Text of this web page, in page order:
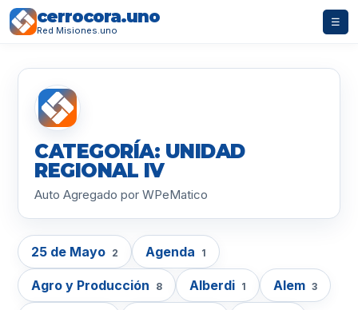
cerrocora.uno
Red Misiones.uno
☰
CATEGORÍA: UNIDAD
REGIONAL IV
Auto Agregado por WPeMatico
25 de Mayo 2 Agenda 1
Agro y Producción 8 Alberdi 1 Alem 3